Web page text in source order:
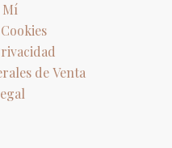
Mí
de Venta